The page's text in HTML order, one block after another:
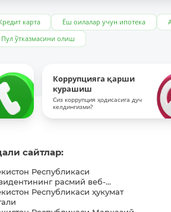
карта Ёш оилалар учун ипотека
Пул ўтказмасини олиш
Коррупцияга қарши
курашиш
Сиз коррупция ҳодисасига дуч
келдингизми?
сайтлар:
Республикаси
расмий веб-...
Республикаси ҳукумат